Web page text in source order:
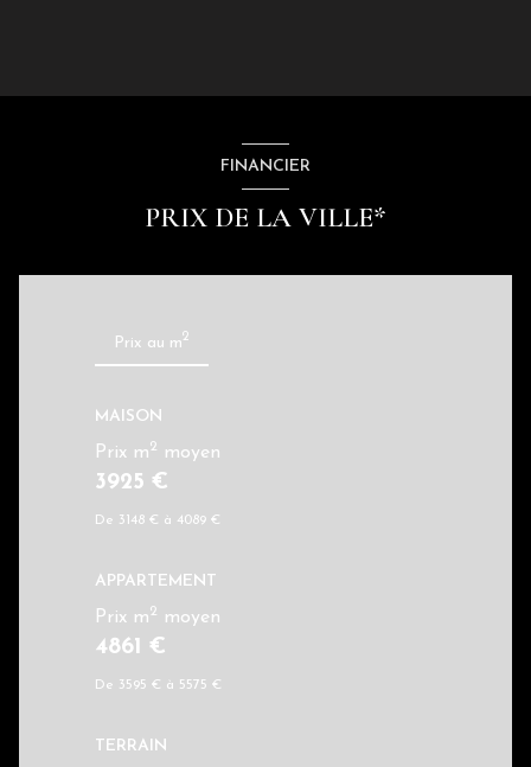
FINANCIER
PRIX DE LA VILLE*
Prix au m2
MAISON
Prix m2 moyen
3925 €
De 3148 € à 4089 €
APPARTEMENT
Prix m2 moyen
4861 €
De 3595 € à 5575 €
TERRAIN